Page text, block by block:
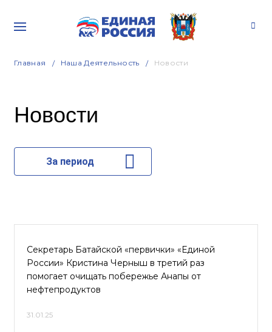
Главная Наша Деятельность Новости
Новости
За период
Секретарь Батайской «первички» «Единой
России» Кристина Черныш в третий раз
помогает очищать побережье Анапы от
нефтепродуктов
31.01.25